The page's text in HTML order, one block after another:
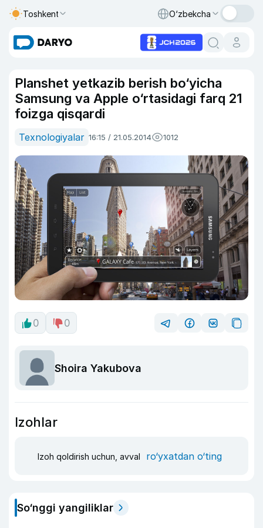
Toshkent O‘zbekcha
Planshet yetkazib berish bo‘yicha
Samsung va Apple o‘rtasidagi farq 21
foizga qisqardi
Texnologiyalar 16:15 / 21.05.2014 1012
0 0
Shoira Yakubova
Izohlar
Izoh qoldirish uchun, avval ro‘yxatdan o‘ting
So‘nggi yangiliklar